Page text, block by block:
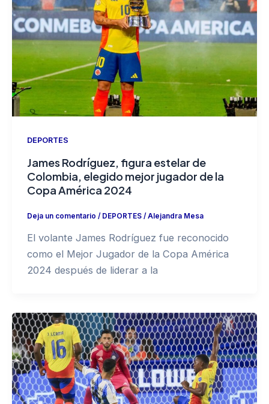
DEPORTES
James Rodríguez, figura estelar de
Colombia, elegido mejor jugador de la
Copa América 2024
Deja un comentario / DEPORTES/Alejandra Mesa
El volante James Rodríguez fue reconocido
como el Mejor Jugador de la Copa América
2024 después de liderar a la